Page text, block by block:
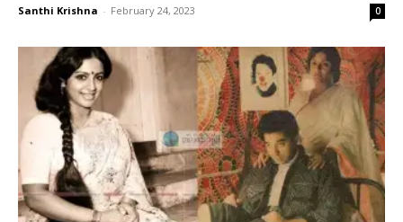
Santhi Krishna - February 24, 2023 0